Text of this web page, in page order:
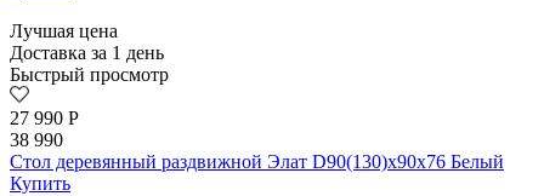
Лучшая цена
Доставка за 1 день
Быстрый просмотр
27 990 Р
38 990
Стол деревянный раздвижной Элат D90(130)х90х76 Белый
Купить